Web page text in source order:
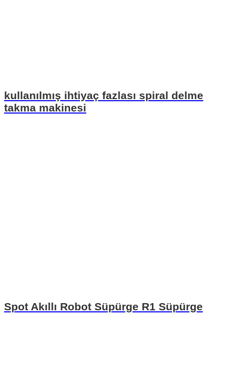
kullanılmış ihtiyaç fazlası spiral delme
takma makinesi
Spot Akıllı Robot Süpürge R1 Süpürge